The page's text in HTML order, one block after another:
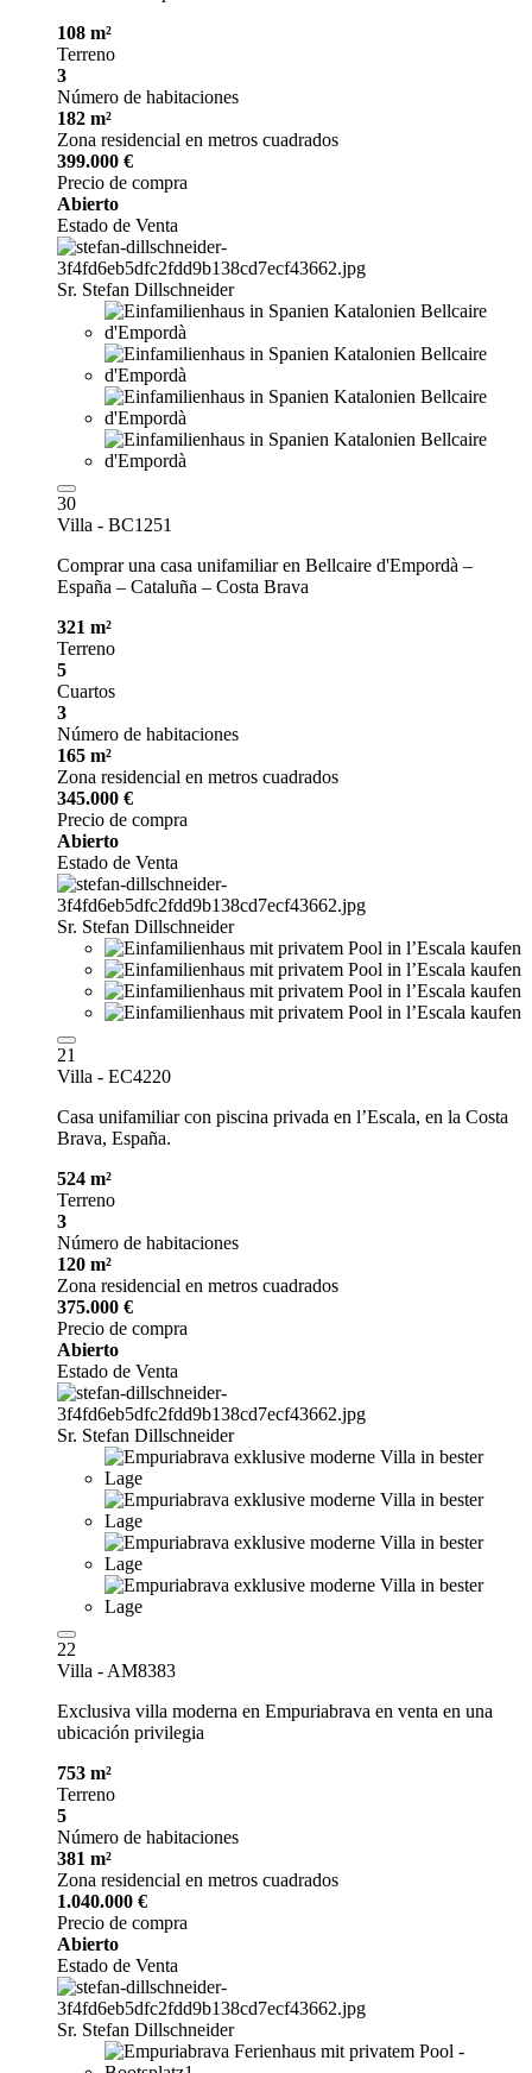
108 m²
Terreno
3
Número de habitaciones
182 m²
Zona residencial en metros cuadrados
399.000 €
Precio de compra
Abierto
Estado de Venta
Sr. Stefan Dillschneider
30
Villa - BC1251
Comprar una casa unifamiliar en Bellcaire d'Empordà –
España – Cataluña – Costa Brava
321 m²
Terreno
5
Cuartos
3
Número de habitaciones
165 m²
Zona residencial en metros cuadrados
345.000 €
Precio de compra
Abierto
Estado de Venta
Sr. Stefan Dillschneider
21
Villa - EC4220
Casa unifamiliar con piscina privada en l’Escala, en la Costa
Brava, España.
524 m²
Terreno
3
Número de habitaciones
120 m²
Zona residencial en metros cuadrados
375.000 €
Precio de compra
Abierto
Estado de Venta
Sr. Stefan Dillschneider
22
Villa - AM8383
Exclusiva villa moderna en Empuriabrava en venta en una
ubicación privilegia
753 m²
Terreno
5
Número de habitaciones
381 m²
Zona residencial en metros cuadrados
1.040.000 €
Precio de compra
Abierto
Estado de Venta
Sr. Stefan Dillschneider